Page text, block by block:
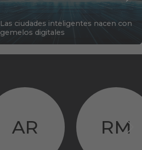
Las ciudades inteligentes nacen con
gemelos digitales
AR RM